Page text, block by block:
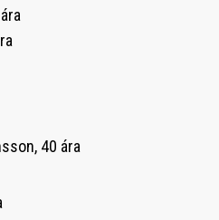
40 ára